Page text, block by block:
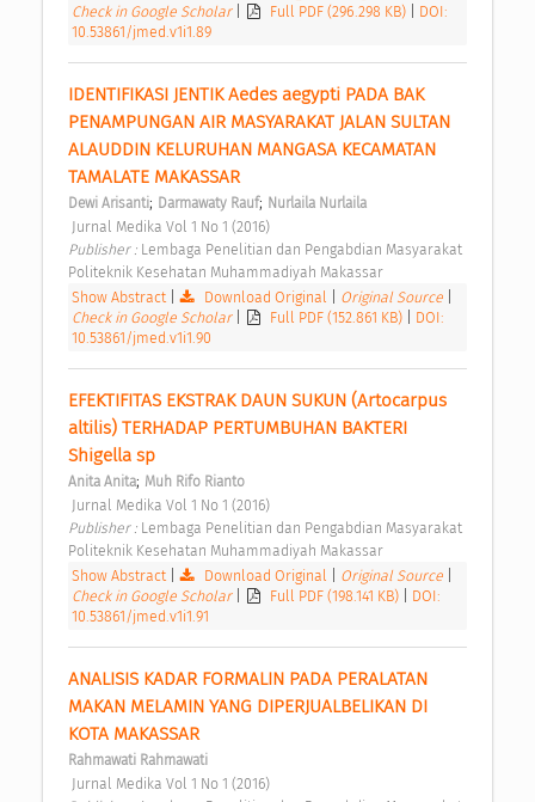
Check in Google Scholar
Full PDF (296.298 KB)
DOI:
10.53861/jmed.v1i1.89
IDENTIFIKASI JENTIK Aedes aegypti PADA BAK
PENAMPUNGAN AIR MASYARAKAT JALAN SULTAN
ALAUDDIN KELURUHAN MANGASA KECAMATAN
TAMALATE MAKASSAR
Dewi Arisanti; Darmawaty Rauf; Nurlaila Nurlaila
Jurnal Medika Vol 1 No 1 (2016)
Publisher : Lembaga Penelitian dan Pengabdian Masyarakat
Politeknik Kesehatan Muhammadiyah Makassar
Show Abstract| Download Original Original Source
Check in Google Scholar
Full PDF (152.861 KB)
DOI:
10.53861/jmed.v1i1.90
EFEKTIFITAS EKSTRAK DAUN SUKUN (Artocarpus
altilis) TERHADAP PERTUMBUHAN BAKTERI
Shigella sp
Anita Anita; Muh Rifo Rianto
Jurnal Medika Vol 1 No 1 (2016)
Publisher : Lembaga Penelitian dan Pengabdian Masyarakat
Politeknik Kesehatan Muhammadiyah Makassar
Show Abstract| Download Original Original Source
Check in Google Scholar
Full PDF (198.141 KB)
DOI:
10.53861/jmed.v1i1.91
ANALISIS KADAR FORMALIN PADA PERALATAN
MAKAN MELAMIN YANG DIPERJUALBELIKAN DI
KOTA MAKASSAR
Rahmawati Rahmawati
Jurnal Medika Vol 1 No 1 (2016)